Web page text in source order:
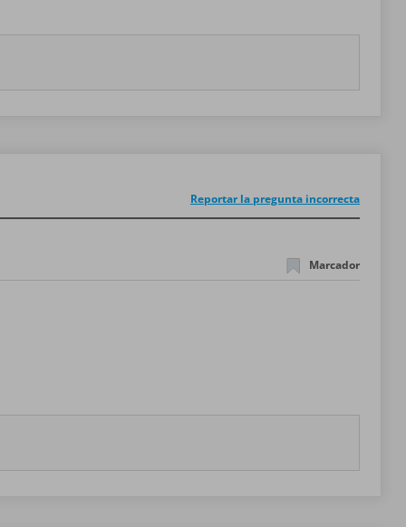
Reportar la pregunta incorrecta
Marcador